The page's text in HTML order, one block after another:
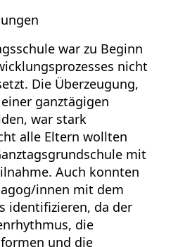
war zu Beginn
nicht
Die Überzeugung,
ganztägigen
war stark
alle Eltern wollten
mit
Auch konnten
innen mit dem
identifizieren, da der
die
und die